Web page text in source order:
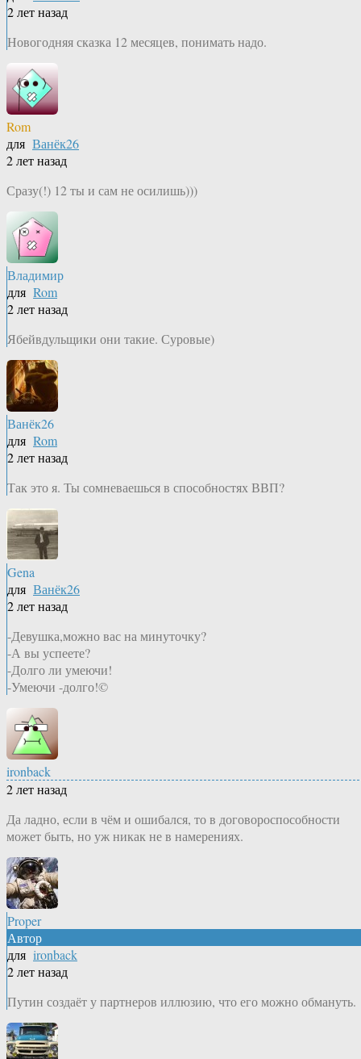
2 лет назад
Новогодняя сказка 12 месяцев, понимать надо.
Rom
для Ванёк26
2 лет назад
Сразу(!) 12 ты и сам не осилишь)))
Владимир
для Rom
2 лет назад
Ябейвдульщики они такие. Суровые)
Ванёк26
для Rom
2 лет назад
Так это я. Ты сомневаешься в способностях ВВП?
Gena
для Ванёк26
2 лет назад
-Девушка,можно вас на минуточку?
-А вы успеете?
-Долго ли умеючи!
-Умеючи -долго!©
ironback
2 лет назад
Да ладно, если в чём и ошибался, то в договороспособности
может быть, но уж никак не в намерениях.
Proper
Автор
для ironback
2 лет назад
Путин создаёт у партнеров иллюзию, что его можно обмануть.